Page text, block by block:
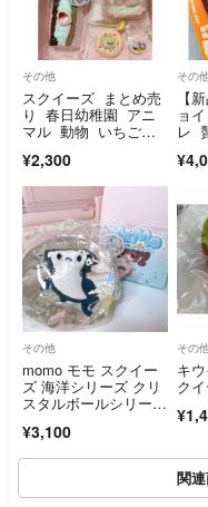
その他
スクイーズ まとめ売
り 春日幼稚園 アニ
マル 動物 いちごサ
¥2,300
その
【
ョ
レ
ーム
その他
momo モモ スクイー
ズ 海洋シリーズ クリ
スタルボールシリー
ーヘッドシャーク
¥3,100
その
キ
ク
関